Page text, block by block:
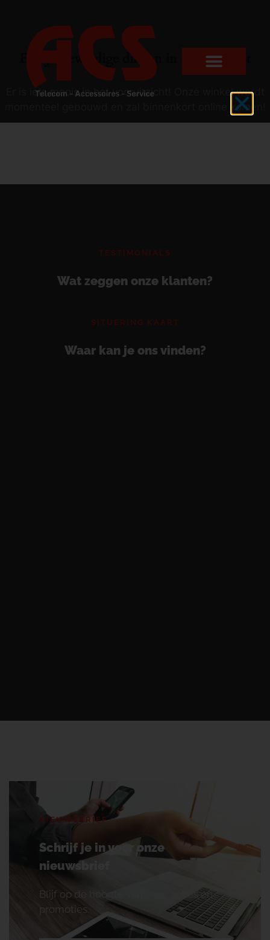
Er zijn geweldige dingen in het verschiet
Er is iets moois in het vooruitzicht! Onze winkel wordt
momenteel gebouwd en zal binnenkort online komen!
TESTIMONIALS
Wat zeggen onze klanten?
SITUERING KAART
Waar kan je ons vinden?
NIEUWSBRIEF
Schrijf je in voor onze
nieuwsbrief
Blijf op de hoogte van onze acties en
promoties.